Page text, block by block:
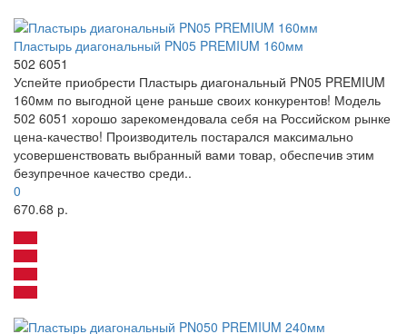
Пластырь диагональный PN05 PREMIUM 160мм
502 6051
Успейте приобрести Пластырь диагональный PN05 PREMIUM
160мм по выгодной цене раньше своих конкурентов! Модель
502 6051 хорошо зарекомендовала себя на Российском рынке
цена-качество! Производитель постарался максимально
усовершенствовать выбранный вами товар, обеспечив этим
безупречное качество среди..
0
670.68 р.